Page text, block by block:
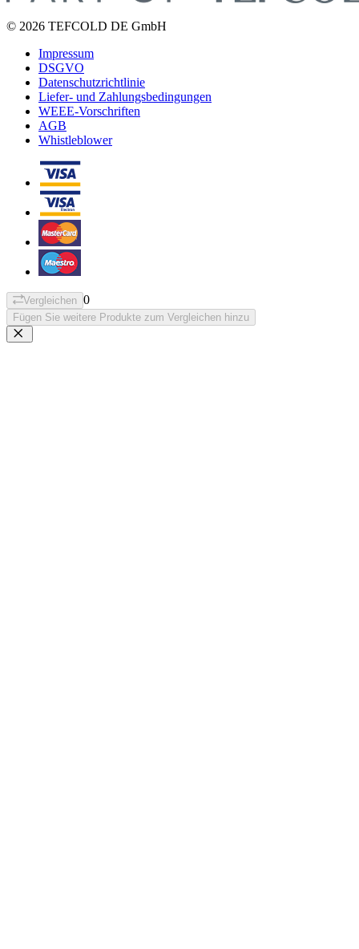
© 2026 TEFCOLD DE GmbH
Impressum
DSGVO
Datenschutzrichtlinie
Liefer- und Zahlungsbedingungen
WEEE-Vorschriften
AGB
Whistleblower
Vergleichen 0
Fügen Sie weitere Produkte zum Vergleichen hinzu